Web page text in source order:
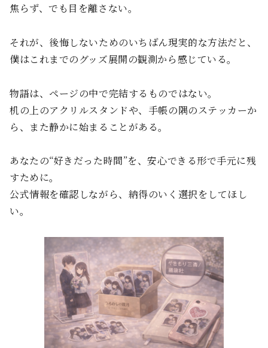
焦らず、でも目を離さない。
それが、後悔しないためのいちばん現実的な方法だと、
僕はこれまでのグッズ展開の観測から感じている。
物語は、ページの中で完結するものではない。
机の上のアクリルスタンドや、手帳の隅のステッカーか
ら、また静かに始まることがある。
あなたの“好きだった時間”を、安心できる形で手元に残
すために。
公式情報を確認しながら、納得のいく選択をしてほし
い。